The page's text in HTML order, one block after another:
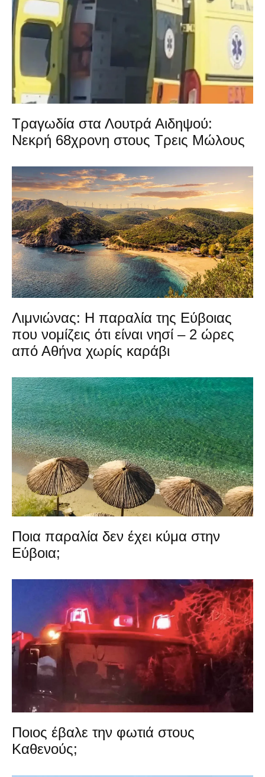
Τραγωδία στα Λουτρά Αιδηψού:
Νεκρή 68χρονη στους Τρεις Μώλους
Λιμνιώνας: Η παραλία της Εύβοιας
που νομίζεις ότι είναι νησί – 2 ώρες
από Αθήνα χωρίς καράβι
Ποια παραλία δεν έχει κύμα στην
Εύβοια;
Ποιος έβαλε την φωτιά στους
Καθενούς;